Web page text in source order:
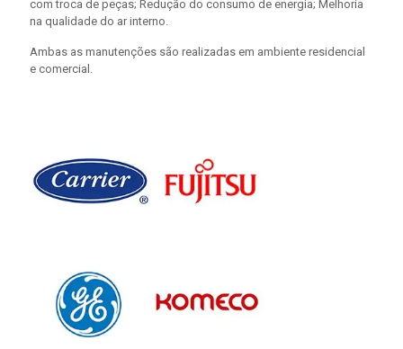
com troca de peças; Redução do consumo de energia; Melhoria
na qualidade do ar interno.
Ambas as manutenções são realizadas em ambiente residencial
e comercial.